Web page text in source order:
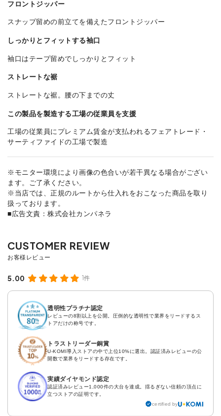
フロントジッパー
スナップ留めの前立てを備えたフロントジッパー
しっかりとフィットする袖口
袖口はテープ留めでしっかりとフィット
ストレートな裾
ストレートな裾。腰の下までの丈
この製品を製造する工場の従業員を支援
工場の従業員にプレミアム賃金が支払われるフェアトレード・
サーティファイドの工場で製造
※モニター環境により画像の色合いが若干異なる場合がござい
ます。ご了承ください。
※当店では、正規のルートから仕入れをおこなった商品を取り
扱っております。
■広告文責：株式会社カンパネラ
5.00 1件
透明性プラチナ認定
レビューの8割以上を公開。圧倒的な透明性で業界をリードするス
トアだけの称号です。
トラストリーダー銅賞
U-KOMI導入ストアの中で上位10%に選出。認証済みレビューの公
開数で業界をリードする存在です。
実績ダイヤモンド認定
認証済みレビュー1,000件の大台を達成。揺るぎない信頼の頂点に
立つストアの証明です。
certified by